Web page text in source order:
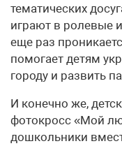
тематических
играют в ролевые
еще раз
помогает детям
городу и развить
И конечно же,
фотокросс «Мой
дошкольники